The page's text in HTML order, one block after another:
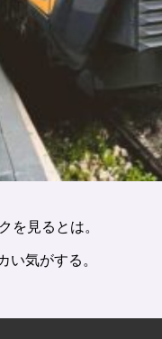
を見るとは。
い気がする。